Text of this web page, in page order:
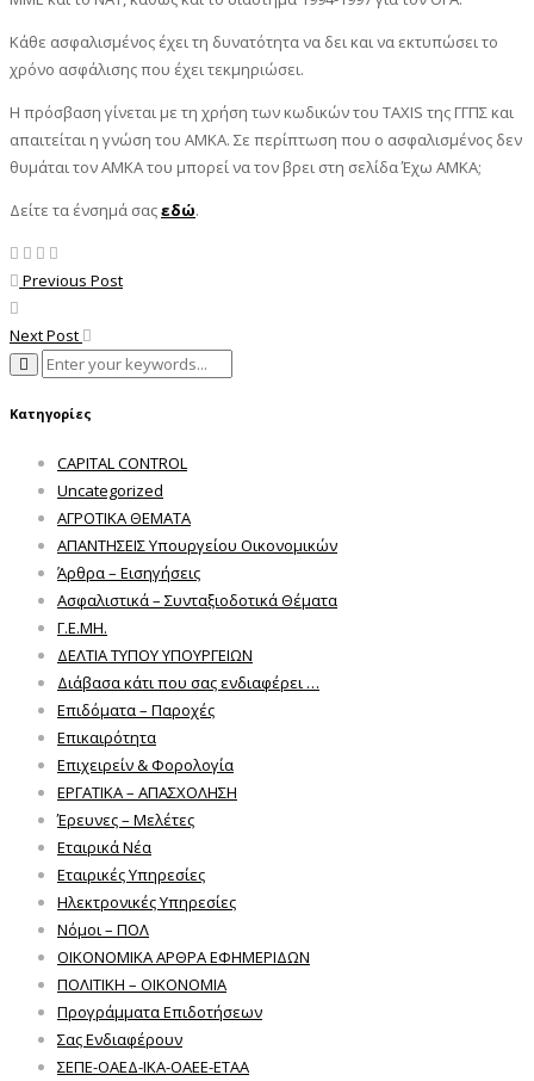
Κάθε ασφαλισμένος έχει τη δυνατότητα να δει και να εκτυπώσει το
χρόνο ασφάλισης που έχει τεκμηριώσει.
Η πρόσβαση γίνεται με τη χρήση των κωδικών του ΤΑΧΙS της ΓΓΠΣ και
απαιτείται η γνώση του ΑΜΚΑ. Σε περίπτωση που ο ασφαλισμένος δεν
θυμάται τον ΑΜΚΑ του μπορεί να τον βρει στη σελίδα Έχω ΑΜΚΑ;
Δείτε τα ένσημά σαςεδώ.
Previous Post
Next Post
Κατηγορίες
CAPITAL CONTROL
Uncategorized
ΑΓΡΟΤΙΚΑ ΘΕΜΑΤΑ
ΑΠΑΝΤΗΣΕΙΣ Υπουργείου Οικονομικών
Άρθρα – Εισηγήσεις
Ασφαλιστικά – Συνταξιοδοτικά Θέματα
Γ.Ε.ΜΗ.
ΔΕΛΤΙΑ ΤΥΠΟΥ ΥΠΟΥΡΓΕΙΩΝ
Διάβασα κάτι που σας ενδιαφέρει …
Επιδόματα – Παροχές
Επικαιρότητα
Επιχειρείν & Φορολογία
ΕΡΓΑΤΙΚΑ – ΑΠΑΣΧΟΛΗΣΗ
Έρευνες – Μελέτες
Εταιρικά Νέα
Εταιρικές Υπηρεσίες
Ηλεκτρονικές Υπηρεσίες
Νόμοι – ΠΟΛ
ΟΙΚΟΝΟΜΙΚΑ ΑΡΘΡΑ ΕΦΗΜΕΡΙΔΩΝ
ΠΟΛΙΤΙΚΗ – ΟΙΚΟΝΟΜΙΑ
Προγράμματα Επιδοτήσεων
Σας Ενδιαφέρουν
ΣΕΠΕ-ΟΑΕΔ-ΙΚΑ-ΟΑΕΕ-ΕΤΑΑ